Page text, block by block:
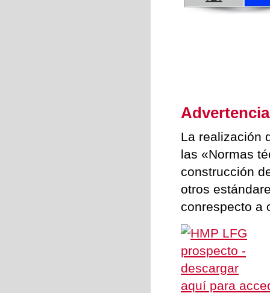
Advertencia
La realización
las «Normas
construcción
otros
conrespecto a
aquí para